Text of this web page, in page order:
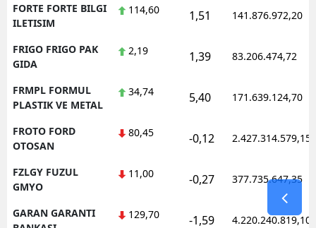
FORTE FORTE BILGI
ILETISIM
114,60 1,51 141.876.972,20
FRIGO FRIGO PAK
GIDA
2,19 1,39 83.206.474,72
FRMPL FORMUL
PLASTIK VE METAL
34,74 5,40 171.639.124,70
FROTO FORD
OTOSAN
80,45 -0,12 2.427.314.579,15
FZLGY FUZUL
GMYO
11,00 -0,27 377.735.647,35
GARAN GARANTI
129,70 -1,59 4.220.240.819,10